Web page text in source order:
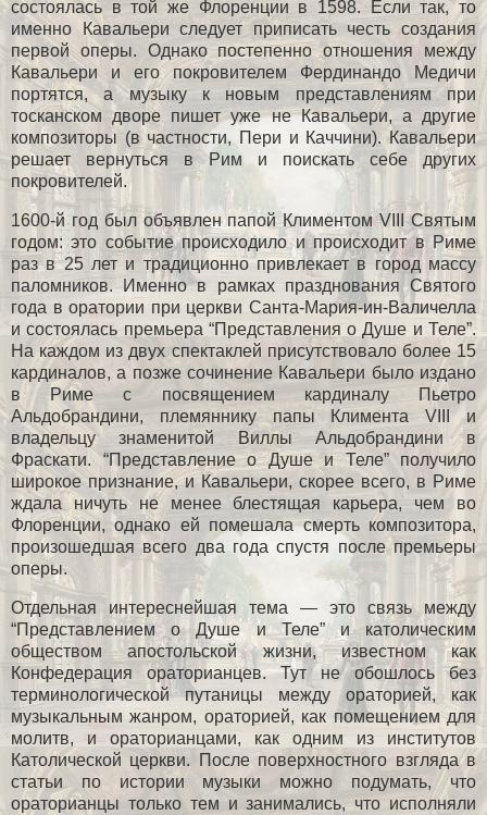
состоялась в той же Флоренции в 1598. Если так, то
именно Кавальери следует приписать честь создания
первой оперы. Однако постепенно отношения между
Кавальери и его покровителем Фердинандо Медичи
портятся, а музыку к новым представлениям при
тосканском дворе пишет уже не Кавальери, а другие
композиторы (в частности, Пери и Каччини). Кавальери
решает вернуться в Рим и поискать себе других
покровителей.
1600-й год был объявлен папой Климентом VIII Святым
годом: это событие происходило и происходит в Риме
раз в 25 лет и традиционно привлекает в город массу
паломников. Именно в рамках празднования Святого
года в оратории при церкви Санта-Мария-ин-Валичелла
и состоялась премьера “Представления о Душе и Теле”.
На каждом из двух спектаклей присутствовало более 15
кардиналов, а позже сочинение Кавальери было издано
в Риме с посвящением кардиналу Пьетро
Альдобрандини, племяннику папы Климента VIII и
владельцу знаменитой Виллы Альдобрандини в
Фраскати. “Представление о Душе и Теле” получило
широкое признание, и Кавальери, скорее всего, в Риме
ждала ничуть не менее блестящая карьера, чем во
Флоренции, однако ей помешала смерть композитора,
произошедшая всего два года спустя после премьеры
оперы.
Отдельная интереснейшая тема — это связь между
“Представлением о Душе и Теле” и католическим
обществом апостольской жизни, известном как
Конфедерация ораторианцев. Тут не обошлось без
терминологической путаницы между ораторией, как
музыкальным жанром, ораторией, как помещением для
молитв, и ораторианцами, как одним из институтов
Католической церкви. После поверхностного взгляда в
статьи по истории музыки можно подумать, что
ораторианцы только тем и занимались, что исполняли